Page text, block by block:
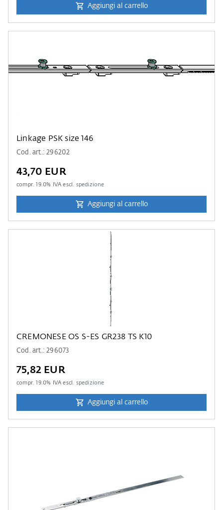
Aggiungi al carrello
Linkage PSK size 146
Cod. art.: 296202
43,70 EUR
compr.19.0% IVA escl. spedizione
Aggiungi al carrello
CREMONESE OS S-ES GR238 TS K10
Cod. art.: 296073
75,82 EUR
compr.19.0% IVA escl. spedizione
Aggiungi al carrello